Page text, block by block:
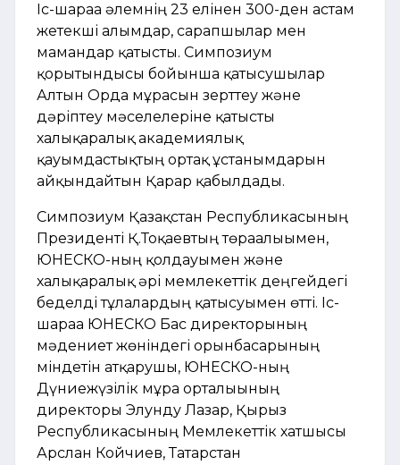
Іс-шараға әлемнің 23 елінен 300-ден астам
жетекші ғалымдар, сарапшылар мен
мамандар қатысты. Симпозиум
қорытындысы бойынша қатысушылар
Алтын Орда мұрасын зерттеу және
дәріптеу мәселелеріне қатысты
халықаралық академиялық
қауымдастықтың ортақ ұстанымдарын
айқындайтын Қарар қабылдады.
Симпозиум Қазақстан Республикасының
Президенті Қ.Тоқаевтың төрағалығымен,
ЮНЕСКО-ның қолдауымен және
халықаралық әрі мемлекеттік деңгейдегі
беделді тұлғалардың қатысуымен өтті. Іс-
шараға ЮНЕСКО Бас директорының
мәдениет жөніндегі орынбасарының
міндетін атқарушы, ЮНЕСКО-ның
Дүниежүзілік мұра орталығының
директоры Элунду Лазар, Қырғыз
Республикасының Мемлекеттік хатшысы
Арслан Койчиев, Татарстан